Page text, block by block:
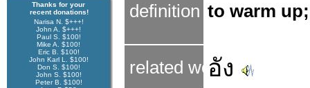
Thanks for your
recent donations!
Narisa N. $+++!
John A. $+++!
Paul S. $100!
Mike A. $100!
Eric B. $100!
John Karl L. $100!
Don S. $100!
John S. $100!
Peter B. $100!
definition to warm
related word
อัง